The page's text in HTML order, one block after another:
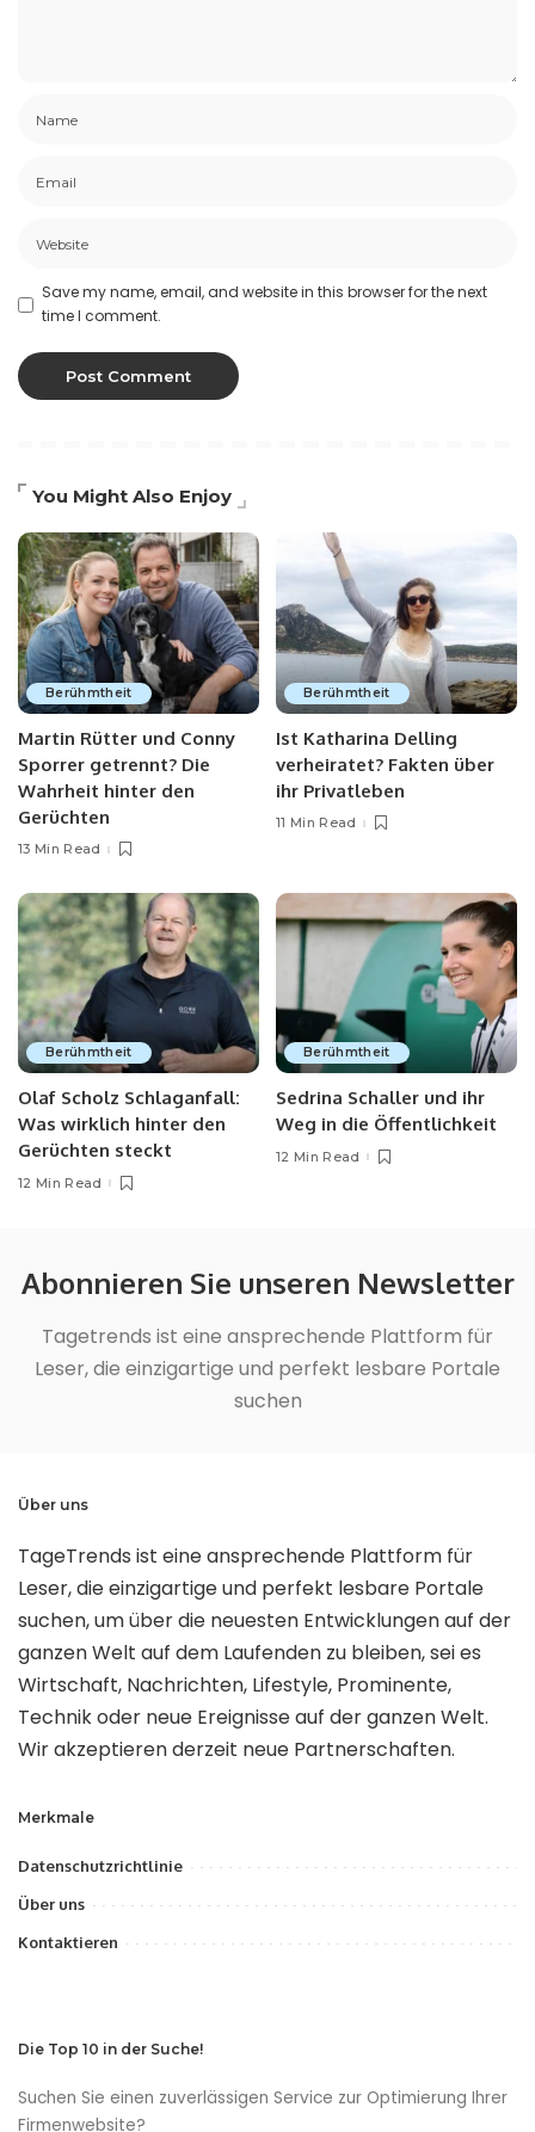
Save my name, email, and website in this browser for the next
time I comment.
You Might Also Enjoy
Berühmtheit
Martin Rütter und Conny
Sporrer getrennt? Die
Wahrheit hinter den
Gerüchten
13 Min Read
Berühmtheit
Ist Katharina Delling
verheiratet? Fakten über
ihr Privatleben
11 Min Read
Berühmtheit
Olaf Scholz Schlaganfall:
Was wirklich hinter den
Gerüchten steckt
12 Min Read
Berühmtheit
Sedrina Schaller und ihr
Weg in die Öffentlichkeit
12 Min Read
Abonnieren Sie unseren Newsletter
Tagetrends ist eine ansprechende Plattform für
Leser, die einzigartige und perfekt lesbare Portale
suchen
Über uns
TageTrends ist eine ansprechende Plattform für
Leser, die einzigartige und perfekt lesbare Portale
suchen, um über die neuesten Entwicklungen auf der
ganzen Welt auf dem Laufenden zu bleiben, sei es
Wirtschaft, Nachrichten, Lifestyle, Prominente,
Technik oder neue Ereignisse auf der ganzen Welt.
Wir akzeptieren derzeit neue Partnerschaften.
Merkmale
Datenschutzrichtlinie
Über uns
Kontaktieren
Die Top 10 in der Suche!
Suchen Sie einen zuverlässigen Service zur Optimierung Ihrer
Firmenwebsite?